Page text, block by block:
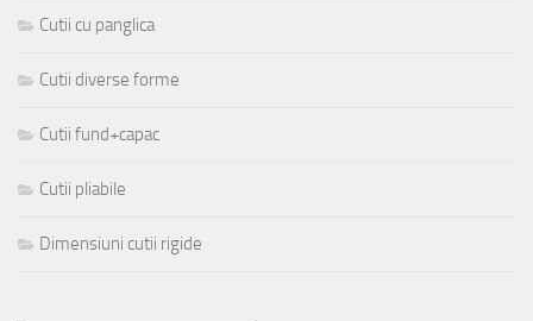
Cutii cu panglica
Cutii diverse forme
Cutii fund+capac
Cutii pliabile
Dimensiuni cutii rigide